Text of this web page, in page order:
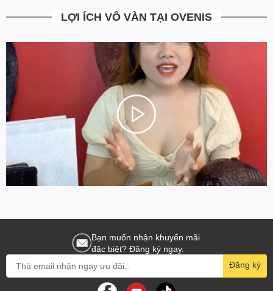
LỢI ÍCH VÔ VÀN TẠI OVENIS
Bạn muốn nhận khuyến mãi
đặc biệt? Đăng ký ngay.
Đăng ký